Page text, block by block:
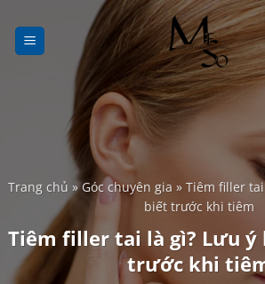
đến
nội
Trang chủ »Góc chuyên gia » Tiêm filler
biết trước khi tiêm
Tiêm filler tai là gì? Lưu ý
trước khi